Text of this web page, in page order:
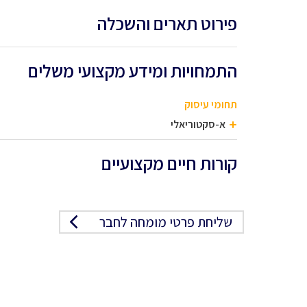
פירוט תארים והשכלה
התמחויות ומידע מקצועי משלים
תחומי עיסוק
א-סקטוריאלי
קורות חיים מקצועיים
שליחת פרטי מומחה לחבר